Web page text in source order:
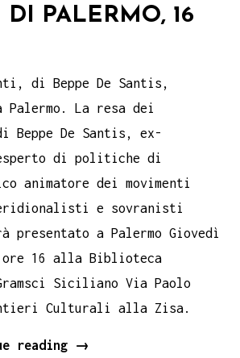
DI PALERMO, 16
di Beppe De Santis,
Palermo. La resa dei
Beppe De Santis, ex-
di politiche di
animatore dei movimenti
e sovranisti
presentato a Palermo Giovedì
ore 16 alla Biblioteca
Siciliano Via Paolo
Culturali alla Zisa.
reading
LA
→